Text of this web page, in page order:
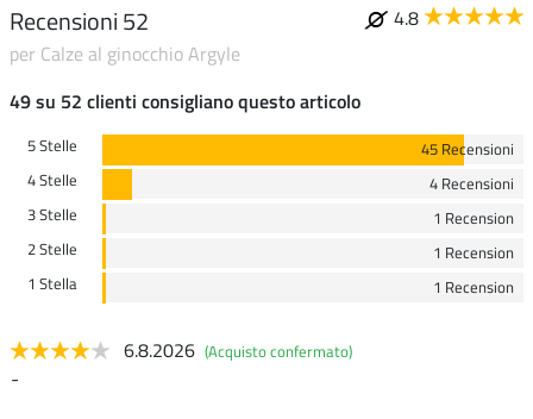
Recensioni 52
4.8
per Calze al ginocchio Argyle
49 su 52 clienti consigliano questo articolo
5 Stelle
45 Recensioni
4 Stelle
4 Recensioni
3 Stelle
1 Recension
2 Stelle
1 Recension
1 Stella
1 Recension
6.8.2026 (Acquisto confermato)
-